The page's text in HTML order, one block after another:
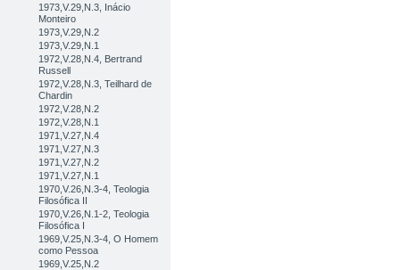
1973,V.29,N.3, Inácio
Monteiro
1973,V.29,N.2
1973,V.29,N.1
1972,V.28,N.4, Bertrand
Russell
1972,V.28,N.3, Teilhard de
Chardin
1972,V.28,N.2
1972,V.28,N.1
1971,V.27,N.4
1971,V.27,N.3
1971,V.27,N.2
1971,V.27,N.1
1970,V.26,N.3-4, Teologia
Filosófica II
1970,V.26,N.1-2, Teologia
Filosófica I
1969,V.25,N.3-4, O Homem
como Pessoa
1969,V.25,N.2